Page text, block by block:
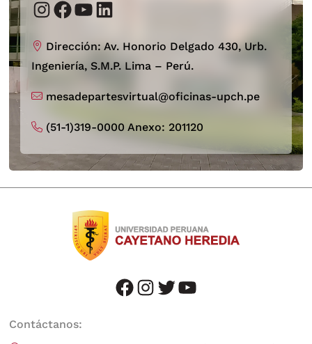
Instagram
Facebook
YouTube
LinkedIn
Dirección: Av. Honorio Delgado 430, Urb.
Ingeniería, S.M.P. Lima – Perú.
mesadepartesvirtual@oficinas-upch.pe
(51-1)319-0000 Anexo: 201120
facebook instagram twitter youtube
Contáctanos: